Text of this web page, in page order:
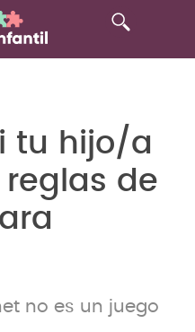
tu hijo/a
de
no es un juego